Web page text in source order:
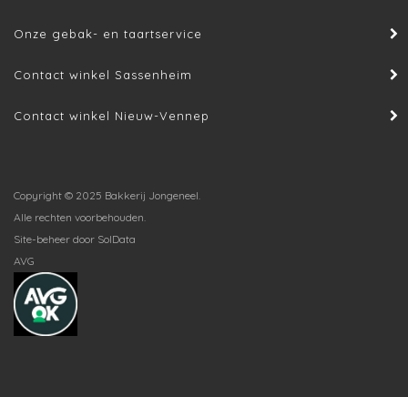
Onze gebak- en taartservice
Contact winkel Sassenheim
Contact winkel Nieuw-Vennep
Copyright © 2025 Bakkerij Jongeneel.
Alle rechten voorbehouden.
Site-beheer door SolData
AVG